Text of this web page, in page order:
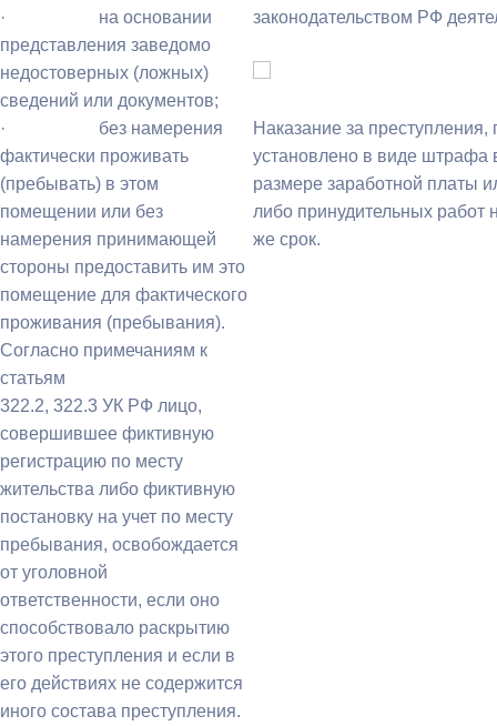
· на основании
представления заведомо
недостоверных (ложных)
сведений или документов;
· без намерения
фактически проживать
(пребывать) в этом
помещении или без
намерения принимающей
стороны предоставить им это
помещение для фактического
проживания (пребывания).
законодательством РФ
Наказание за
установлено в виде штрафа
размере заработной платы
либо принудительных работ
же срок.
Согласно примечаниям к
статьям
322.2, 322.3 УК РФ лицо,
совершившее фиктивную
регистрацию по месту
жительства либо фиктивную
постановку на учет по месту
пребывания, освобождается
от уголовной
ответственности, если оно
способствовало раскрытию
этого преступления и если в
его действиях не содержится
иного состава преступления.